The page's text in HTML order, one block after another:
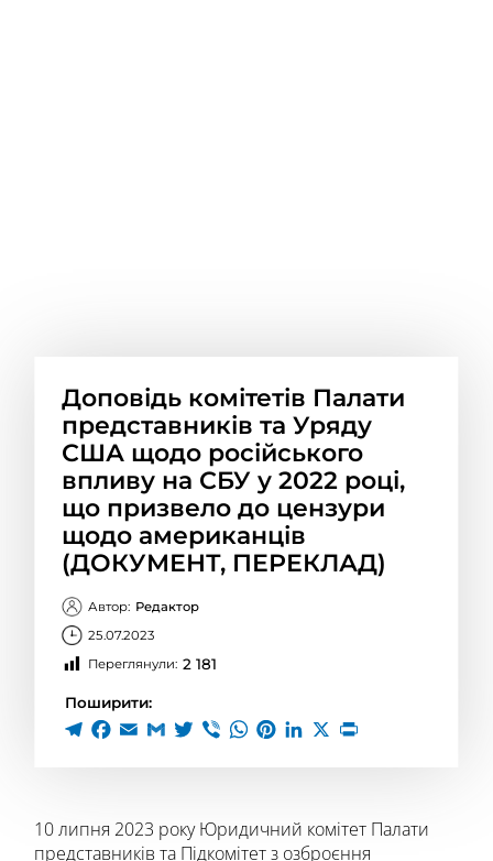
Доповідь комітетів Палати
представників та Уряду
США щодо російського
впливу на СБУ у 2022 році,
що призвело до цензури
щодо американців
(ДОКУМЕНТ, ПЕРЕКЛАД)
Автор: Редактор
25.07.2023
Переглянули: 2 181
Поширити:
10 липня 2023 року Юридичний комітет Палати
представників та Підкомітет з озброєння